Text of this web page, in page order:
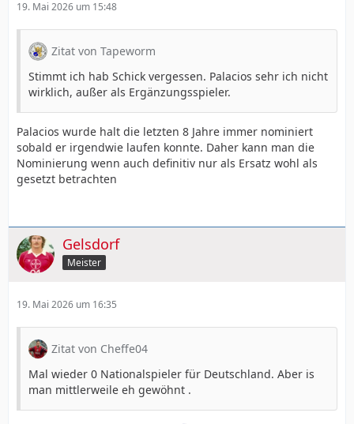
19. Mai 2026 um 15:48
Zitat von Tapeworm
Stimmt ich hab Schick vergessen. Palacios sehr ich nicht
wirklich, außer als Ergänzungsspieler.
Palacios wurde halt die letzten 8 Jahre immer nominiert
sobald er irgendwie laufen konnte. Daher kann man die
Nominierung wenn auch definitiv nur als Ersatz wohl als
gesetzt betrachten
Gelsdorf
Meister
19. Mai 2026 um 16:35
Zitat von Cheffe04
Mal wieder 0 Nationalspieler für Deutschland. Aber is
man mittlerweile eh gewöhnt .